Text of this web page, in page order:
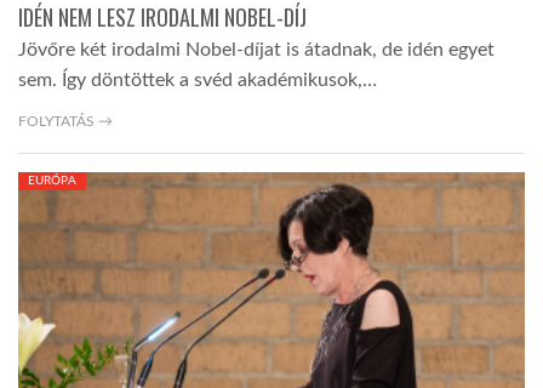
IDÉN NEM LESZ IRODALMI NOBEL-DÍJ
Jövőre két irodalmi Nobel-díjat is átadnak, de idén egyet
sem. Így döntöttek a svéd akadémikusok,…
FOLYTATÁS →
EURÓPA